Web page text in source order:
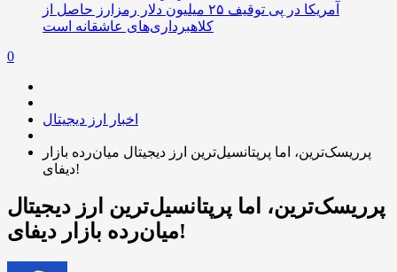
آمریکا در پی توقیف ۲۵ میلیون دلار رمزارز حاصل از
کلاهبرداری‌های عاشقانه است
0
اخبار ارز دیجیتال
پرریسک‌ترین، اما پرپتانسیل‌ترین ارز دیجیتال میان‌رده بازار
دیفای!
پرریسک‌ترین، اما پرپتانسیل‌ترین ارز دیجیتال
میان‌رده بازار دیفای!